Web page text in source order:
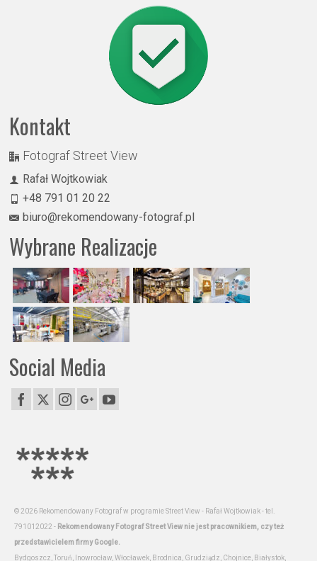
Kontakt
Fotograf Street View
Rafał Wojtkowiak
+48 791 01 20 22
biuro@rekomendowany-fotograf.pl
Wybrane Realizacje
Social Media
© 2026 Rekomendowany Fotograf w programie Street View - Rafał Wojtkowiak - tel.
791012022 - Rekomendowany Fotograf Street View nie jest pracownikiem, czy też
przedstawicielem firmy Google.
Bydgoszcz, Toruń, Inowrocław, Włocławek, Brodnica, Grudziądz, Chojnice, Białystok,